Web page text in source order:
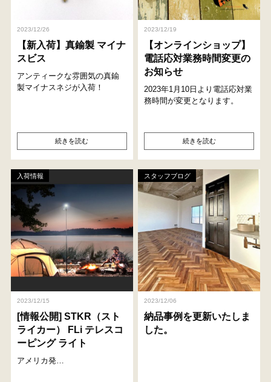
2023/12/26
【新入荷】真鍮製 マイナ
スビス
アンティークな雰囲気の真鍮
製マイナスネジが入荷！
続きを読む
2023/12/19
【オンラインショップ】
電話応対業務時間変更の
お知らせ
2023年1月10日より電話応対業
務時間が変更となります。
続きを読む
入荷情報
2023/12/15
[情報公開] STKR（スト
ライカー） FLi テレスコ
ーピング ライト
アメリカ発…
スタッフブログ
2023/12/06
納品事例を更新いたしま
した。